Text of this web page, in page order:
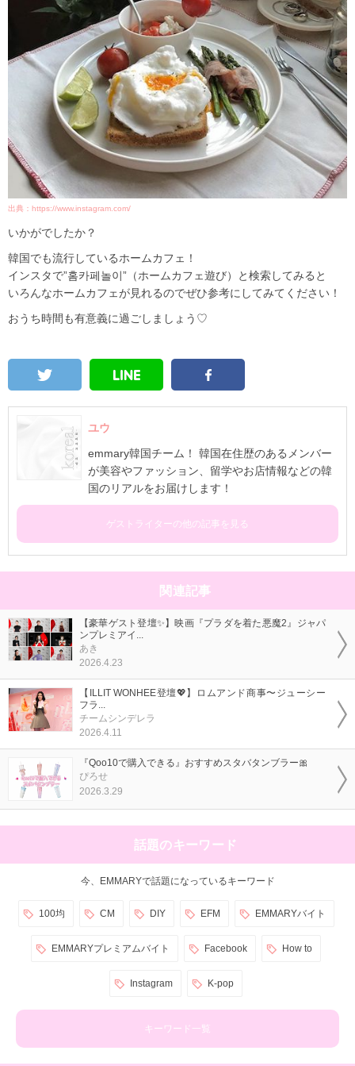
出典：https://www.instagram.com/
いかがでしたか？
韓国でも流行しているホームカフェ！
インスタで”홈카페놀이”（ホームカフェ遊び）と検索してみると
いろんなホームカフェが見れるのでぜひ参考にしてみてください！
おうち時間も有意義に過ごしましょう♡
ユウ
emmary韓国チーム！ 韓国在住歴のあるメンバー
が美容やファッション、留学やお店情報などの韓
国のリアルをお届けします！
ゲストライターの他の記事を見る
関連記事
【豪華ゲスト登壇✨】映画『プラダを着た悪魔2』ジャパ
ンプレミアイ...
あき
2026.4.23
【ILLIT WONHEE登壇💖】ロムアンド商事〜ジューシー
フラ...
チームシンデレラ
2026.4.11
『Qoo10で購入できる』おすすめスタバタンブラー🎀
ぴろせ
2026.3.29
話題のキーワード
今、EMMARYで話題になっているキーワード
100均 CM DIY EFM EMMARYバイト
EMMARYプレミアムバイト Facebook How to
Instagram K-pop
キーワード一覧